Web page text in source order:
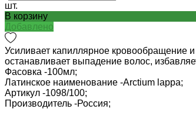
шт.
В корзину
Добавлено
Усиливает капиллярное кровообращение и
останавливает выпадение волос,
Фасовка -100мл;
Латинское наименование -Arctium lappa;
Артикул -1098/100;
Производитель -Россия;